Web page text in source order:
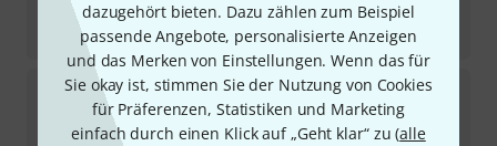
dazugehört bieten. Dazu zählen zum Beispiel
passende Angebote, personalisierte Anzeigen
und das Merken von Einstellungen. Wenn das für
Sie okay ist, stimmen Sie der Nutzung von Cookies
für Präferenzen, Statistiken und Marketing
einfach durch einen Klick auf „Geht klar“ zu (alle
Sofort lieferbar
49 €
MusiliaP2 Violin Case TBLU/STD
2
Sofort lieferbar